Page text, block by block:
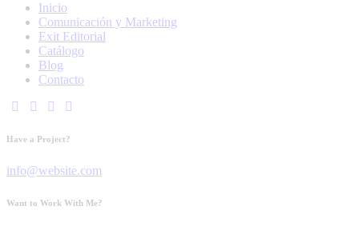
Inicio
Comunicación y Marketing
Exit Editorial
Catálogo
Blog
Contacto
Have a Project?
info@website.com
Want to Work With Me?